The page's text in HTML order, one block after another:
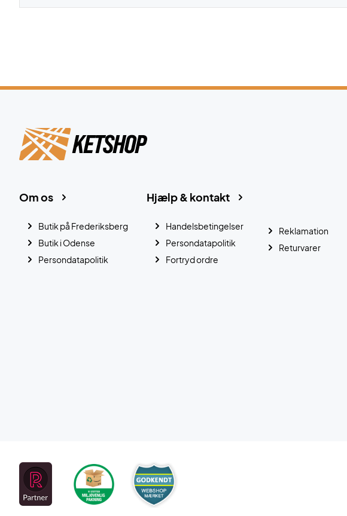
Hjælp & kontakt
Handelsbetingelser
Persondatapolitik
Fortryd ordre
Reklamation
Returvarer
Om os
Butik på Frederiksberg
Butik i Odense
Persondatapolitik